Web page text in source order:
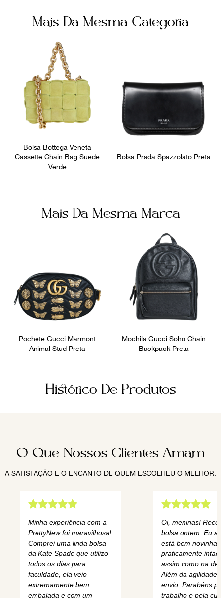
Zíper Dustbag
Número de Série
247574 213317
Ocasião
Dia a Dia
Não sei meu CEP
Mais Da Mesma Categoria
Bolsa Bottega Veneta
Cassette Chain Bag Suede
Verde
Bolsa Prada Spazzolato Preta
Mais Da Mesma Marca
Pochete Gucci Marmont
Animal Stud Preta
Mochila Gucci Soho Chain
Backpack Preta
Histórico De Produtos
O Que Nossos Clientes Amam
A SATISFAÇÃO E O ENCANTO DE QUEM ESCOLHEU O MELHOR.
Minha experiência com a
PrettyNew foi maravilhosa!
Comprei uma linda bolsa
da Kate Spade que utilizo
todos os dias para
faculdade, ela veio
extremamente bem
embalada e com um
Oi, meninas!
bolsa ontem. Eu
está bem novinha,
praticamente
assim como na
Além da agilidade
envio. Parabéns
trabalho e pela